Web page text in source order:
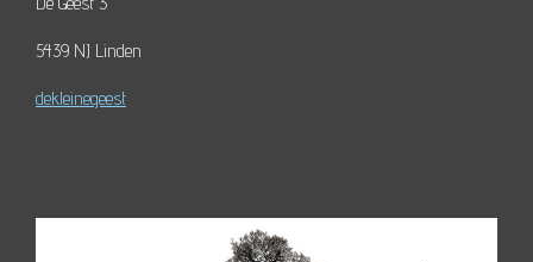
5439 NJ Linden
dekleinegeest